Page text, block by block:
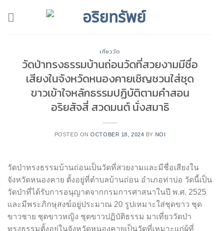
เที่ยววัด
วัดป่าทรงธรรมบ้านถ่อนวัดที่สวยงามมีชื่อ
เสียงในจังหวัดหนองคายเชิญชวนใส่ชุด
ขาวเข้าใจหลักธรรมปฏิบัติตามคำสอน
อริยสัจสี่ สวดมนต์ นั่งสมาธิ
POSTED ONOCTOBER 18, 2024 BY NOI
วัดป่าทรงธรรมบ้านถ่อนเป็นวัดที่สวยงามและมีชื่อเสียงใน
จังหวัดหนองคาย ตั้งอยู่ที่ตำบลบ้านถ่อน อำเภอท่าบ่อ วัดนี้เป็น
วัดป่าที่ได้รับการอนุญาตจากกรมการศาสนาในปี พ.ศ. 2525
และมีพระภิกษุสงฆ์อยู่ประมาณ 20 รูปเหมาะใส่ชุดขาว ชุด
ขาวชาย ชุดขาวหญิง ชุดขาวปฏิบัติธรรม มาเที่ยววัดป่า
ทรงธรรมตั้งอยู่ในจังหวัดหนองคายเป็นวัดที่เหมาะแก่ผู้ที่